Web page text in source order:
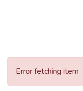
Error fetching item